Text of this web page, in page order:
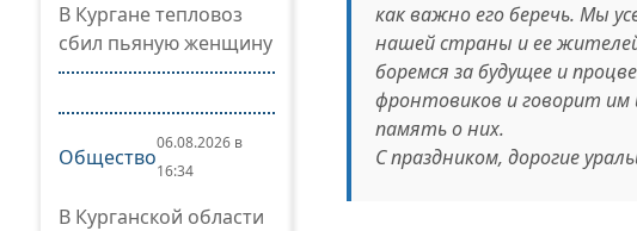
В Кургане тепловоз
сбил пьяную женщину
Общество
06.08.2026 в
16:34
В Курганской области
как важно его беречь. Мы
нашей страны и ее
боремся за будущее и
фронтовиков и говорит им
память о них.
С праздником, дорогие